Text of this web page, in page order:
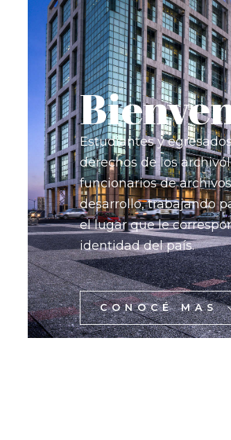
Estudiantes y
derechos de los
funcionarios de
desarrollo, trabajando
el lugar que le
identidad del país.
CONOCÉ MAS